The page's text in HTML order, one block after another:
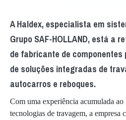
A Haldex, especialista em
Grupo SAF-HOLLAND, está a
de fabricante de
de soluções integradas de
autocarros e reboques.
Com uma experiência acumulada
tecnologias de travagem, a empresa